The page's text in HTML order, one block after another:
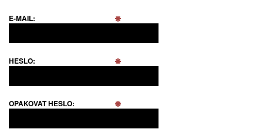
E-MAIL:
HESLO:
OPAKOVAT HESLO: